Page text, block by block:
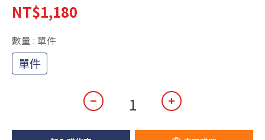
NT$1,180
數量 : 單件
單件